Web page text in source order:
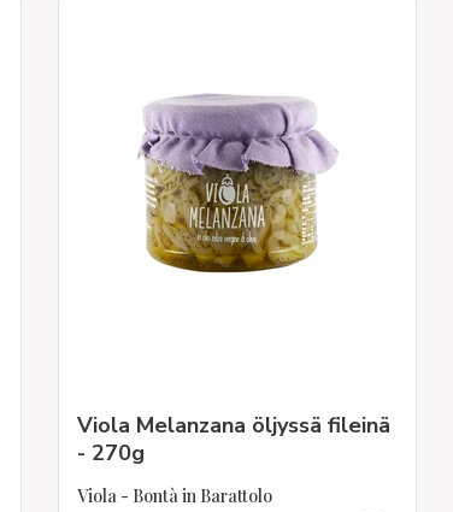
Viola Melanzana öljyssä fileinä
- 270g
Viola - Bontà in Barattolo